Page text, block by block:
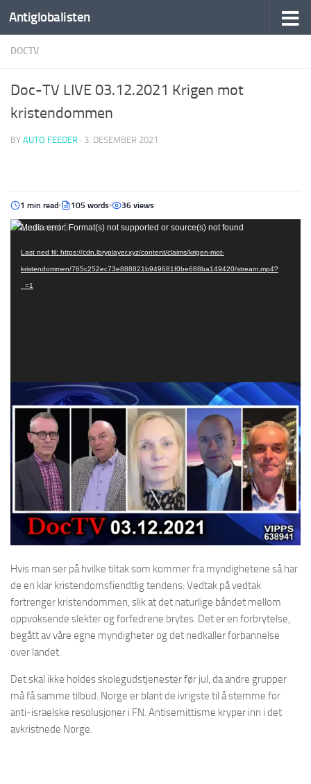
Antiglobalisten
DOCTV
Doc-TV LIVE 03.12.2021 Krigen mot
kristendommen
BY AUTO FEEDER · 3. DESEMBER 2021
1 min read 105 words 36 views
Videoavspiller
Media error: Format(s) not supported or source(s) not found
Last ned fil: https://cdn.lbryplayer.xyz/content/claims/krigen-mot-
kristendommen/765c252ec73e888821b949681f0be688ba149420/stream.mp4?
_=1
Hvis man ser på hvilke tiltak som kommer fra myndighetene så har
de en klar kristendomsfiendtlig tendens: Vedtak på vedtak
fortrenger kristendommen, slik at det naturlige båndet mellom
oppvoksende slekter og forfedrene brytes. Det er en forbrytelse,
begått av våre egne myndigheter og det nedkaller forbannelse
over landet.
Det skal ikke holdes skolegudstjenester før jul, da andre grupper
må få samme tilbud. Norge er blant de ivrigste til å stemme for
anti-israelske resolusjoner i FN. Antisemittisme kryper inn i det
avkristnede Norge.